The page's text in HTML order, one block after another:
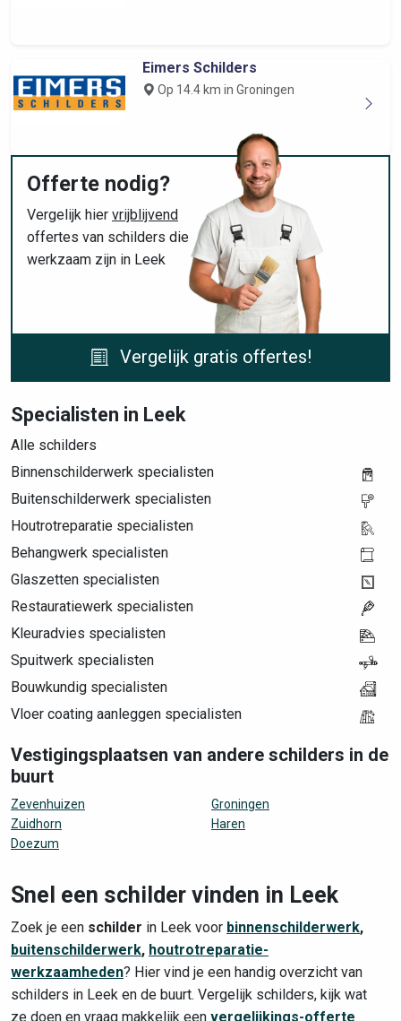
Eimers Schilders
Op 14.4 km in Groningen
Offerte nodig?
Vergelijk hier vrijblijvend
offertes van schilders die
werkzaam zijn in Leek
Vergelijk gratis offertes!
Specialisten in Leek
Alle schilders
Binnenschilderwerk specialisten
Buitenschilderwerk specialisten
Houtrotreparatie specialisten
Behangwerk specialisten
Glaszetten specialisten
Restauratiewerk specialisten
Kleuradvies specialisten
Spuitwerk specialisten
Bouwkundig specialisten
Vloer coating aanleggen specialisten
Vestigingsplaatsen van andere schilders in de
buurt
Zevenhuizen
Zuidhorn
Doezum
Groningen
Haren
Snel een schilder vinden in Leek
Zoek je een schilder in Leek voor binnenschilderwerk,
buitenschilderwerk, houtrotreparatie-
werkzaamheden? Hier vind je een handig overzicht van
schilders in Leek en de buurt. Vergelijk schilders, kijk wat
ze doen en vraag makkelijk een vergelijkings-offerte